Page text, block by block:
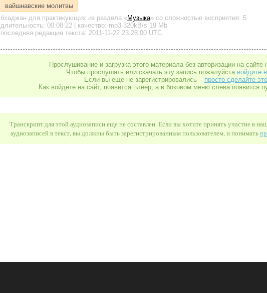
вайшнавские молитвы
бхаджан для практикующих из раздела «Музыка» со сложностью восприятия: 5
длительность: 00:08:22 | качество: mp3 320kB/s 19 Mb
последняя редакция текста: 2011-11-22 23:28:00 UTC
Прослушивание и загрузка этого материала без авторизации на сайте
Чтобы прослушать или скачать эту запись пожалуйста войдите
Если вы еще не зарегистрировались – просто сделайте это
Как войдёте на сайт, появится плеер, а в боковом меню слева появится
Транскрипт для этой аудиозаписи еще не составлен. Если вы хотите принять участие в
аудиозаписей в текст, вы должны быть зарегистрированным пользователем, и понимать